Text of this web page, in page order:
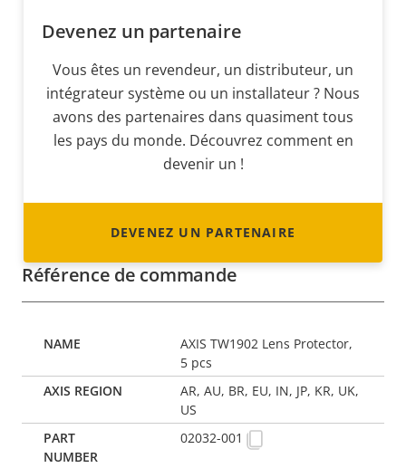
Devenez un partenaire
Vous êtes un revendeur, un distributeur, un
intégrateur système ou un installateur ? Nous
avons des partenaires dans quasiment tous
les pays du monde. Découvrez comment en
devenir un !
DEVENEZ UN PARTENAIRE
Référence de commande
AXIS TW1902 Lens Protector,
5 pcs
AR, AU, BR, EU, IN, JP, KR, UK,
US
02032-001